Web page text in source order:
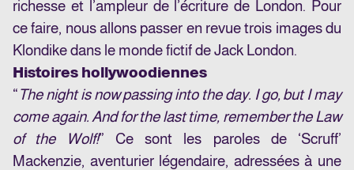
richesse et l’ampleur de l’écriture de London. Pour
ce faire, nous allons passer en revue trois images du
Klondike dans le monde fictif de Jack London.
Histoires hollywoodiennes
“The night is now passing into the day. I go, but I may
come again. And for the last time, remember the Law
of the Wolf!” Ce sont les paroles de ‘Scruff’
Mackenzie, aventurier légendaire, adressées à une